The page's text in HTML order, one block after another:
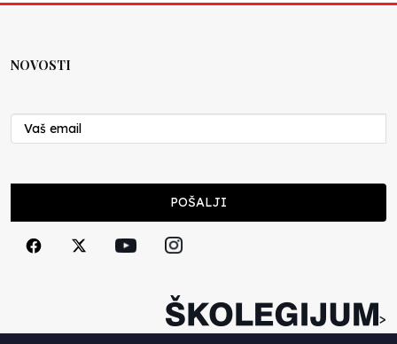
Nenad Veličković
29.10.2024
Cuke i djeca
Smiljana Vovna
NOVOSTI
POŠALJI
>